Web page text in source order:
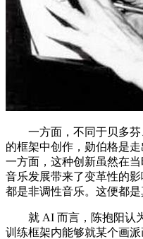
一方面，不同于贝多芬
的框架中创作，勋伯格是
一方面，这种创新虽然在
音乐发展带来了变革性的
都是非调性音乐。这便都
就 AI 而言，陈抱阳认为
训练框架内能够就某个画